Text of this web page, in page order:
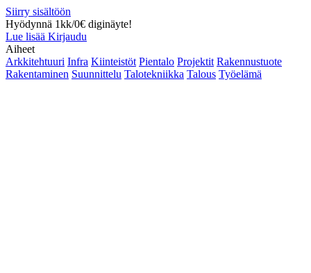
Siirry sisältöön
Hyödynnä 1kk/0€ diginäyte!
Lue lisää Kirjaudu
Aiheet
Arkkitehtuuri Infra Kiinteistöt Pientalo Projektit Rakennustuote
Rakentaminen Suunnittelu Talotekniikka Talous Työelämä